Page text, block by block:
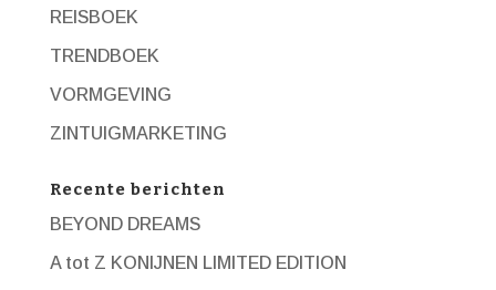
REISBOEK
TRENDBOEK
VORMGEVING
ZINTUIGMARKETING
Recente berichten
BEYOND DREAMS
A tot Z KONIJNEN LIMITED EDITION